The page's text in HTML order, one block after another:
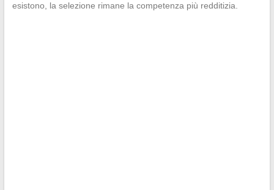
esistono, la selezione rimane la competenza più redditizia.